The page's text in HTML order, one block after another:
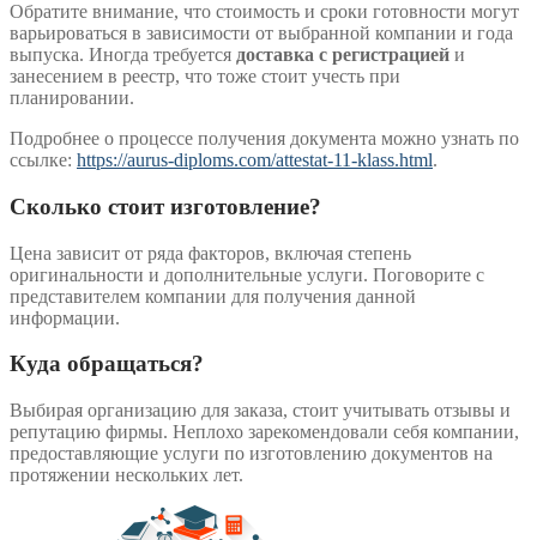
Обратите внимание, что стоимость и сроки готовности могут
варьироваться в зависимости от выбранной компании и года
выпуска. Иногда требуется доставка с регистрацией и
занесением в реестр, что тоже стоит учесть при
планировании.
Подробнее о процессе получения документа можно узнать по
ссылке: https://aurus-diploms.com/attestat-11-klass.html.
Сколько стоит изготовление?
Цена зависит от ряда факторов, включая степень
оригинальности и дополнительные услуги. Поговорите с
представителем компании для получения данной
информации.
Куда обращаться?
Выбирая организацию для заказа, стоит учитывать отзывы и
репутацию фирмы. Неплохо зарекомендовали себя компании,
предоставляющие услуги по изготовлению документов на
протяжении нескольких лет.